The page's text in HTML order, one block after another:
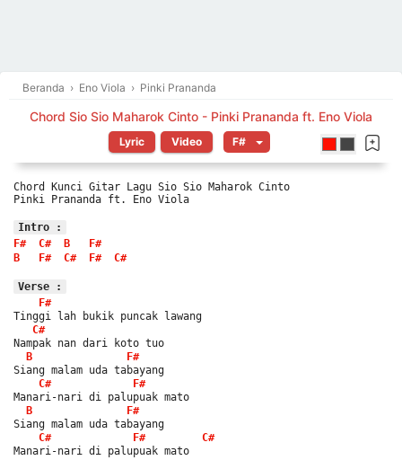
Beranda › Eno Viola › Pinki Prananda
Chord Sio Sio Maharok Cinto - Pinki Prananda ft. Eno Viola
Lyric Video
Chord Kunci Gitar Lagu Sio Sio Maharok Cinto
Pinki Prananda ft. Eno Viola
Intro :
F#
C# B
F#
B
F# C# F# C#
Verse :
F#
Tinggi lah bukik puncak lawang
C#
Nampak nan dari koto tuo
B
F#
Siang malam uda tabayang
C#
F#
Manari-nari di palupuak mato
B
F#
Siang malam uda tabayang
C#
F#
C#
Manari-nari di palupuak mato